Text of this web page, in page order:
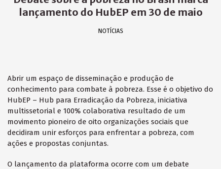
lançamento do HubEP em 30 de maio
NOTÍCIAS
Abrir um espaço de disseminação e produção de
conhecimento para combate à pobreza. Esse é o objetivo do
HubEP – Hub para Erradicação da Pobreza, iniciativa
multissetorial e 100% colaborativa resultado de um
movimento pioneiro de oito organizações sociais que
decidiram unir esforços para enfrentar a pobreza, com
ações e propostas conjuntas.
O lançamento da plataforma ocorre com um debate